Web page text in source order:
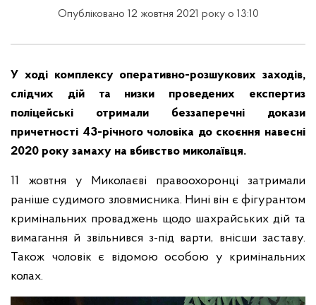
Опубліковано 12 жовтня 2021 року о 13:10
У ході комплексу оперативно-розшукових заходів,
слідчих дій та низки проведених експертиз
поліцейські отримали беззаперечні докази
причетності 43-річного чоловіка до скоєння навесні
2020 року замаху на вбивство миколаївця.
11 жовтня у Миколаєві правоохоронці затримали
раніше судимого зловмисника. Нині він є фігурантом
кримінальних проваджень щодо шахрайських дій та
вимагання й звільнився з-під варти, внісши заставу.
Також чоловік є відомою особою у кримінальних
колах.